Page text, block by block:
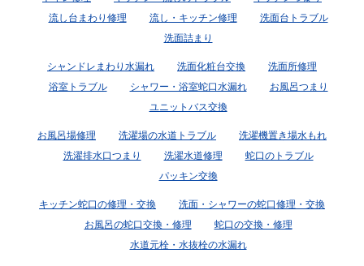
流し台まわり修理
流し・キッチン修理
洗面台トラブル
洗面詰まり
シャンドレまわり水漏れ 洗面化粧台交換
洗面所修理
浴室トラブル
シャワー・浴室蛇口水漏れ
お風呂つまり
ユニットバス交換
お風呂場修理 洗濯場の水道トラブル
洗濯機置き場水もれ
洗濯排水口つまり
洗濯水道修理
蛇口のトラブル
パッキン交換
キッチン蛇口の修理・交換
洗面・シャワーの蛇口修理・交換
お風呂の蛇口交換・修理
蛇口の交換・修理
水道元栓・水抜栓の水漏れ